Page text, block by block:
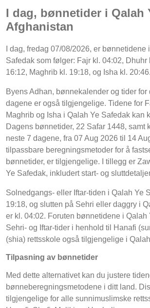
I dag, bønnetider i Qalah
Afghanistan
I dag, fredag 07/08/2026, er bønnetidene
Safedak som følger: Fajr kl. 04:02, Dhuhr
16:12, Maghrib kl. 19:18, og Isha kl. 20:46.
Byens Adhan, bønnekalender og tider for
dagene er også tilgjengelige. Tidene for
Maghrib og Isha i Qalah Ye Safedak kan
Dagens bønnetider, 22 Safar 1448, samt
neste 7 dagene, fra 07 Aug 2026 til 14
tilpassbare beregningsmetoder for å
bønnetider, er tilgjengelige. I tillegg er
Ye Safedak, inkludert start- og
Solnedgangs- eller Iftar-tiden i Qalah Ye
19:18, og slutten på Sehri eller daggry i
er kl. 04:02. Foruten bønnetidene i Qalah
Sehri- og Iftar-tider i henhold til Hanafi
(shia) rettsskole også tilgjengelige i
Tilpasning av bønnetider
Med dette alternativet kan du justere
bønneberegningsmetodene i ditt land.
tilgjengelige for alle sunnimuslimske